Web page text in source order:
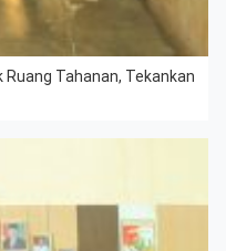
Ruang Tahanan, Tekankan